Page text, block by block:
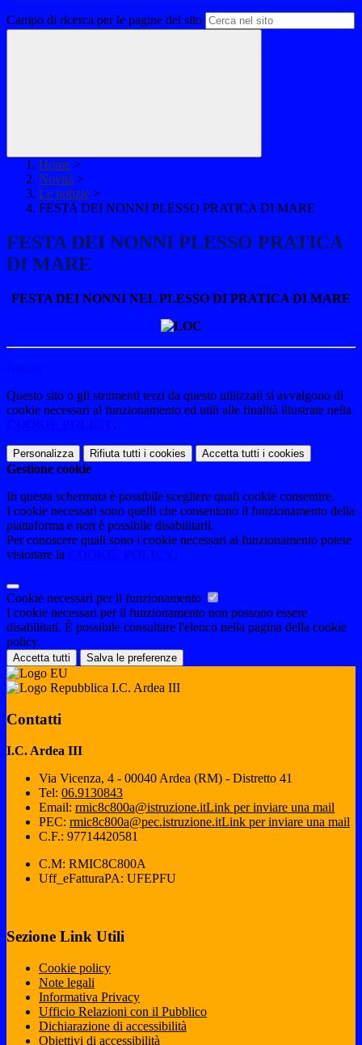
Campo di ricerca per le pagine del sito
Home >
Novità >
Le notizie >
FESTA DEI NONNI PLESSO PRATICA DI MARE
FESTA DEI NONNI PLESSO PRATICA
DI MARE
FESTA DEI NONNI NEL PLESSO DI PRATICA DI MARE
Questo sito o gli strumenti terzi da questo utilizzati si avvalgono di
cookie necessari al funzionamento ed utili alle finalità illustrate nella
.
Personalizza Rifiuta tutti i cookies Accetta tutti i cookies
Gestione cookie
In questa schermata è possibile scegliere quali cookie consentire.
I cookie necessari sono quelli che consentono il funzionamento della
piattaforma e non è possibile disabilitarli.
Per conoscere quali sono i cookie necessari al funzionamento potete
visionare la
.
Cookie necessari per il funzionamento
I cookie necessari per il funzionamento non possono essere
disabilitati. È possibile consultare l'elenco nella pagina della cookie
policy.
Accetta tutti Salva le preferenze
I.C. Ardea III
Contatti
I.C. Ardea III
Via Vicenza, 4 - 00040 Ardea (RM) - Distretto 41
Tel: 06.9130843
Email: rmic8c800a@istruzione.itLink per inviare una mail
PEC: rmic8c800a@pec.istruzione.itLink per inviare una mail
C.F.: 97714420581
C.M: RMIC8C800A
Uff_eFatturaPA: UFEPFU
Sezione Link Utili
Cookie policy
Note legali
Informativa Privacy
Ufficio Relazioni con il Pubblico
Dichiarazione di accessibilità
Obiettivi di accessibilità